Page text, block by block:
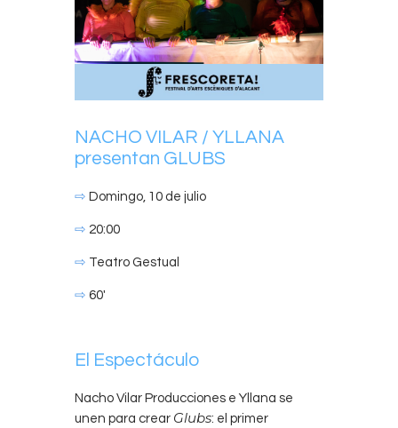
NACHO VILAR / YLLANA
presentan GLUBS
⇨ Domingo, 10 de julio
⇨ 20:00
⇨ Teatro Gestual
⇨ 60′
El Espectáculo
Nacho Vilar Producciones e Yllana se
unen para crear Glubs: el primer